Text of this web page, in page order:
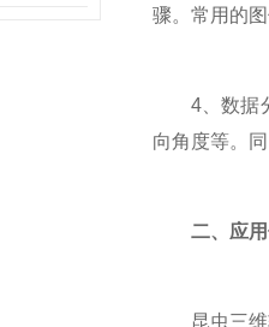
骤。常用的
4、数据分
向角度等。
二、应
昆虫三维轨